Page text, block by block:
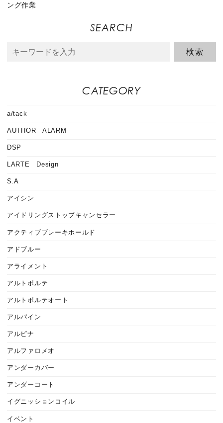
ング作業
SEARCH
CATEGORY
a/tack
AUTHOR ALARM
DSP
LARTE Design
S.A
アイシン
アイドリングストップキャンセラー
アクティブブレーキホールド
アドブルー
アライメント
アルトポルテ
アルトポルテオート
アルパイン
アルピナ
アルファロメオ
アンダーカバー
アンダーコート
イグニッションコイル
イベント